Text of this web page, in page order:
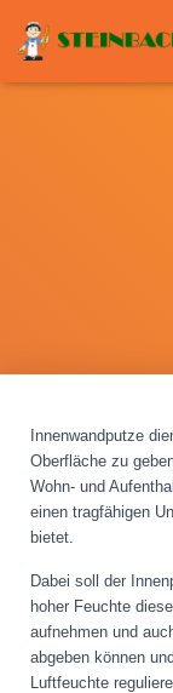
Innenwandputze
Oberfläche zu
Wohn- und
einen tragfähigen
bietet.
Dabei soll der
hoher Feuchte diese
aufnehmen und
abgeben können
Luftfeuchte